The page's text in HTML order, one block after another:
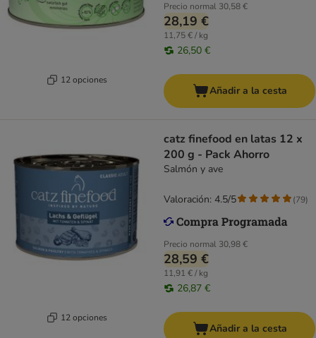
12 opciones
Precio normal 30,58 €
28,19 €
11,75 € / kg
26,50 €
Añadir a la cesta
12 opciones
catz finefood en latas 12 x
200 g - Pack Ahorro
Salmón y ave
Precio normal 30,98 €
28,59 €
11,91 € / kg
26,87 €
Valoración: 4.5/5 (79)
Añadir a la cesta